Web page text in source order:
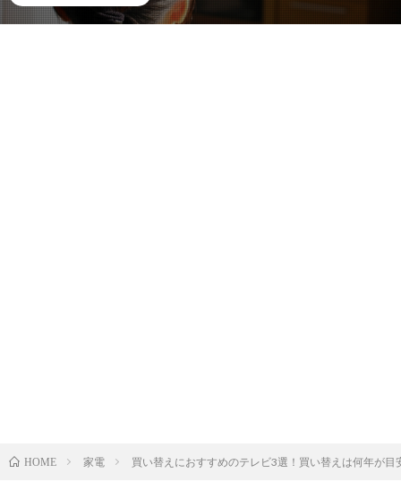
HOME 家電 買い替えにおすすめのテレビ3選！買い替えは何年が